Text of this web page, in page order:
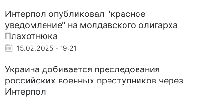
Интерпол опубликовал "красное
уведомление" на молдавского олигарха
Плахотнюка
15.02.2025 - 19:21
Украина добивается преследования
российских военных преступников через
Интерпол